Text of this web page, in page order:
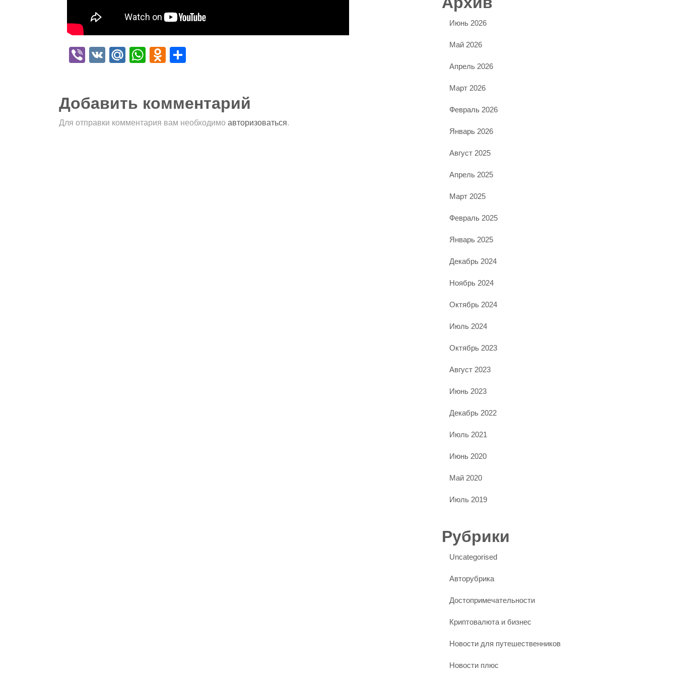
Viber
VK Mail.Ru
WhatsApp
Odnoklassniki
Добавить комментарий
Для отправки комментария вам необходимо авторизоваться.
Июнь 2026
Май 2026
Апрель 2026
Март 2026
Февраль 2026
Январь 2026
Август 2025
Апрель 2025
Март 2025
Февраль 2025
Январь 2025
Декабрь 2024
Ноябрь 2024
Октябрь 2024
Июль 2024
Октябрь 2023
Август 2023
Июнь 2023
Декабрь 2022
Июль 2021
Июнь 2020
Май 2020
Июль 2019
Рубрики
Uncategorised
Авторубрика
Достопримечательности
Криптовалюта и бизнес
Новости для путешественников
Новости плюс